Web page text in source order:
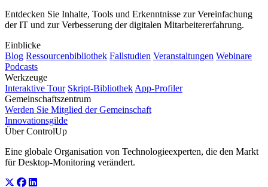
Entdecken Sie Inhalte, Tools und Erkenntnisse zur Vereinfachung
der IT und zur Verbesserung der digitalen Mitarbeitererfahrung.
Einblicke
Blog Ressourcenbibliothek Fallstudien Veranstaltungen Webinare
Podcasts
Werkzeuge
Interaktive Tour Skript-Bibliothek App-Profiler
Gemeinschaftszentrum
Werden Sie Mitglied der Gemeinschaft
Innovationsgilde
Über ControlUp
Eine globale Organisation von Technologieexperten, die den Markt
für Desktop-Monitoring verändert.